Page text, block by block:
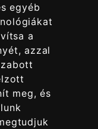
egyéb
a
azzal
meg, és